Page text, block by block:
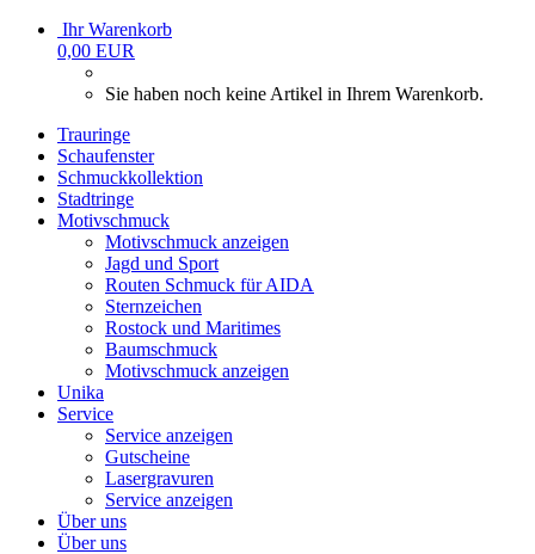
Ihr Warenkorb
0,00 EUR
Sie haben noch keine Artikel in Ihrem Warenkorb.
Trauringe
Schaufenster
Schmuckkollektion
Stadtringe
Motivschmuck
Motivschmuck anzeigen
Jagd und Sport
Routen Schmuck für AIDA
Sternzeichen
Rostock und Maritimes
Baumschmuck
Motivschmuck anzeigen
Unika
Service
Service anzeigen
Gutscheine
Lasergravuren
Service anzeigen
Über uns
Über uns